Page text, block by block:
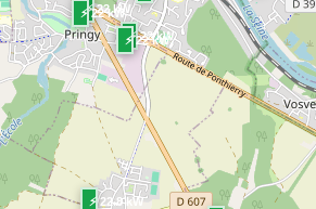
⚡ 22 kW
⚡ 22 kW
⚡ 22.8 kW
⚡ 22 kW
⚡ 22 kW